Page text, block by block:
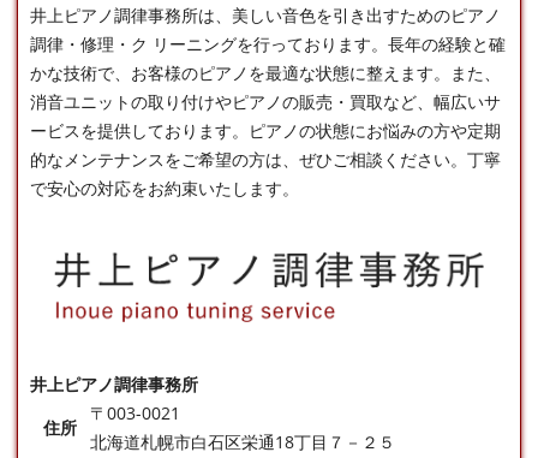
井上ピアノ調律事務所は、美しい音色を引き出すためのピアノ
調律・修理・ク リーニングを行っております。長年の経験と確
かな技術で、お客様のピアノを最適な状態に整えます。また、
消音ユニットの取り付けやピアノの販売・買取など、幅広いサ
ービスを提供しております。ピアノの状態にお悩みの方や定期
的なメンテナンスをご希望の方は、ぜひご相談ください。丁寧
で安心の対応をお約束いたします。
井上ピアノ調律事務所
住所
〒003-0021
北海道札幌市白石区栄通18丁目７－２５